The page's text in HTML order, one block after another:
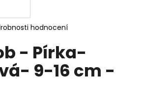
hodnocení
- Pírka-
9-16 cm -